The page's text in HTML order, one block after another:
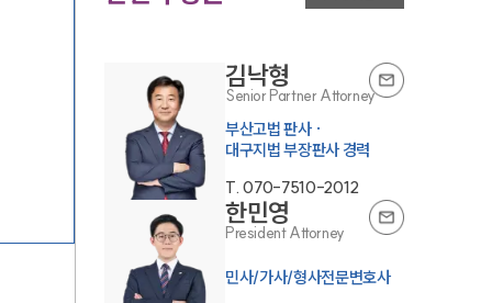
김낙형
Senior Partner Attorney
부산고법 판사 ·
대구지법 부장판사 경력
T.070-7510-2012
한민영
President Attorney
민사/가사/형사전문변호사